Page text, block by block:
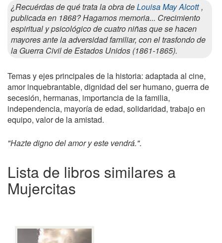
¿Recuérdas de qué trata la obra deLouisa May Alcott ,
publicada en 1868? Hagamos memoria... Crecimiento
espiritual y psicológico de cuatro niñas que se hacen
mayores ante la adversidad familiar, con el trasfondo de
la Guerra Civil de Estados Unidos (1861-1865).
Temas y ejes principales de la historia: adaptada al cine,
amor inquebrantable, dignidad del ser humano, guerra de
secesión, hermanas, importancia de la familia,
independencia, mayoría de edad, solidaridad, trabajo en
equipo, valor de la amistad.
"Hazte digno del amor y este vendrá.".
Lista de libros similares a
Mujercitas